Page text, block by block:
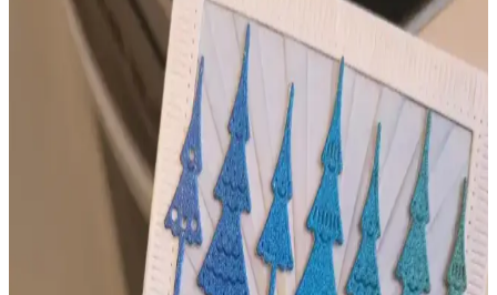
El Yapımı Kartların Satışı ve Hobiden İşi
Dönüştürmenin Zorlukları
El yapımı kart yapımı hobisi, satışa dönüştüğünde maddi destek
sağlasa da zaman ve stres gibi zorluklar getirir. Hobinin iş haline
gelmesi yaratıcılığı etkileyebilir.
Kart Yapımı ile Stres Yönetimi: Yaratıcı Terapi ve
Sosyal Katkılar
Kart yapımı, stresle başa çıkmak için yaratıcı ve terapi niteliğinde bir
yöntemdir. Özellikle özel eğitim öğretmenleri ve sağlık çalışanları
için zihinsel rahatlama ve sosyal bağların güçlenmesini sağlar.